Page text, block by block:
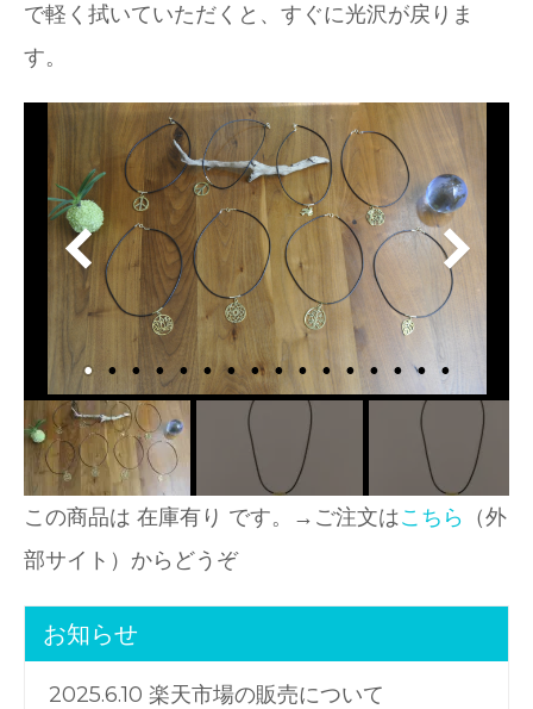
で軽く拭いていただくと、すぐに光沢が戻りま
す。
この商品は 在庫有り です。→ご注文はこちら （外
部サイト）からどうぞ
お知らせ
2025.6.10 楽天市場の販売について